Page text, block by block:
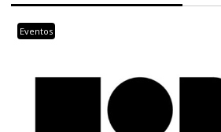
Eventos